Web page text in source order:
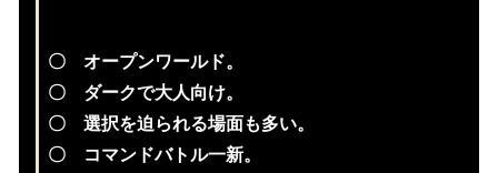
〇 オープンワールド。
〇 ダークで大人向け。
〇 選択を迫られる場面も多い。
〇 コマンドバトル一新。